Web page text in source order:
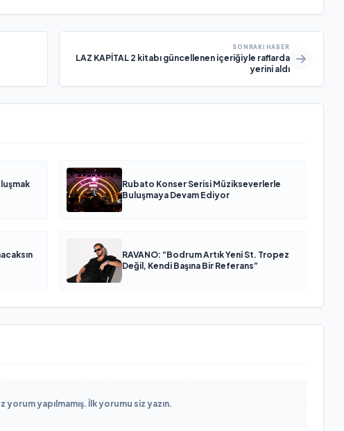
SONRAKI HABER
LAZ KAPİTAL 2 kitabı güncellenen içeriğiyle raflarda
yerini aldı
Rubato Konser Serisi Müzikseverlerle
Buluşmaya Devam Ediyor
RAVANO: “Bodrum Artık Yeni St. Tropez
Değil, Kendi Başına Bir Referans”
yorum yapılmamış. İlk yorumu siz yazın.